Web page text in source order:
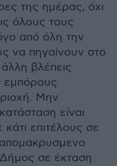
της ημέρας, όχι
όλους τους
από όλη την
να πηγαίνουν στο
βλέπεις
εμπόρους
Μην
είναι
επιτέλους σε
σε έκταση